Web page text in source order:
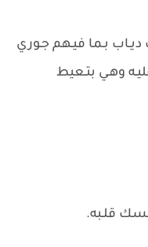
ديـاب بـما فيـهم جـوري
وهـي بتـعيط
قلـبه.